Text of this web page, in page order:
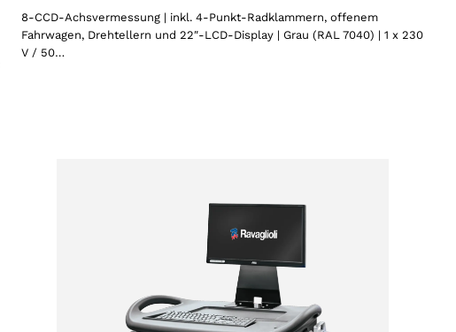
8-CCD-Achsvermessung | inkl. 4-Punkt-Radklammern, offenem
Fahrwagen, Drehtellern und 22″-LCD-Display | Grau (RAL 7040) | 1 x 230
V / 50…